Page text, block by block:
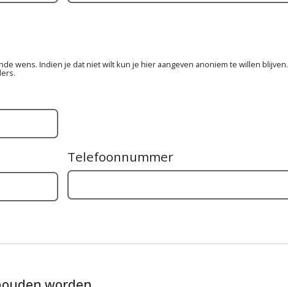
wens. Indien je dat niet wilt kun je hier aangeven anoniem te willen blijven.
Telefoonnummer